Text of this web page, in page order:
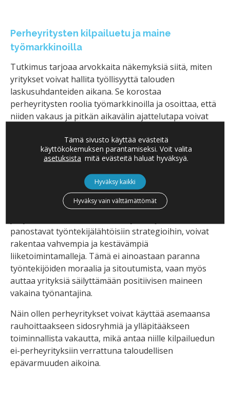
Perheyritysten kilpailuetu ja maine
työmarkkinoilla
Tutkimus tarjoaa arvokkaita näkemyksiä siitä, miten
yritykset voivat hallita työllisyyttä talouden
laskusuhdanteiden aikana. Se korostaa
perheyritysten roolia työmarkkinoilla ja osoittaa, että
niiden vakaus ja pitkän aikavälin ajattelutapa voivat
Perheyritykset tasapainottavat taloudellisia paineita
pitkäaikaisten sosiaalisten ja tunneperäisten
tavoitteiden kanssa, mikä voi parantaa niiden
mainetta ja lisätä houkuttuvuutta työnantajana.
Tutkimuksen käytännön hyödyt näkyvät erityisesti
panostavat työntekijälähtöisiin strategioihin, voivat
rakentaa vahvempia ja kestävämpiä
liiketoimintamalleja. Tämä ei ainoastaan paranna
työntekijöiden moraalia ja sitoutumista, vaan myös
auttaa yrityksiä säilyttämään positiivisen maineen
vakaina työnantajina.
Näin ollen perheyritykset voivat käyttää asemaansa
rauhoittaakseen sidosryhmiä ja ylläpitääkseen
toiminnallista vakautta, mikä antaa niille kilpailuedun
ei-perheyrityksiin verrattuna taloudellisen
epävarmuuden aikoina.
Tämä sivusto käyttää evästeitä
käyttökokemuksen parantamiseksi. Voit valita
asetuksista mitä evästeitä haluat hyväksyä.
Hyväksy kaikki
Hyväksy vain välttämättömät